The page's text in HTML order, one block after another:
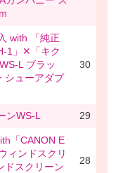
with 「純正
1」✕「キク
L ブラッ
シューアダプ
30
ンWS-L 29
「CANON E
ィンドスクリ
ドスクリーン
28